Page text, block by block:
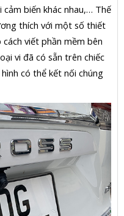
biến khác nhau,… Thế
thích với một số thiết
viết phần mềm bên
vi đã có sẵn trên chiếc
có thể kết nối chúng